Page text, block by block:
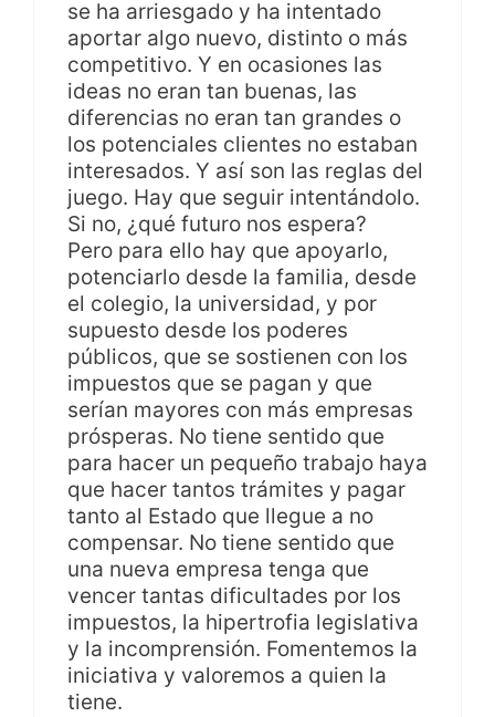
se ha arriesgado y ha intentado
aportar algo nuevo, distinto o más
competitivo. Y en ocasiones las
ideas no eran tan buenas, las
diferencias no eran tan grandes o
los potenciales clientes no estaban
interesados. Y así son las reglas del
juego. Hay que seguir intentándolo.
Si no, ¿qué futuro nos espera?
Pero para ello hay que apoyarlo,
potenciarlo desde la familia, desde
el colegio, la universidad, y por
supuesto desde los poderes
públicos, que se sostienen con los
impuestos que se pagan y que
serían mayores con más empresas
prósperas. No tiene sentido que
para hacer un pequeño trabajo haya
que hacer tantos trámites y pagar
tanto al Estado que llegue a no
compensar. No tiene sentido que
una nueva empresa tenga que
vencer tantas dificultades por los
impuestos, la hipertrofia legislativa
y la incomprensión. Fomentemos la
iniciativa y valoremos a quien la
tiene.